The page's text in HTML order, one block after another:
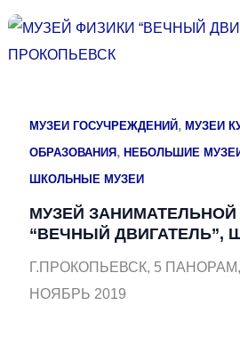
МУЗЕИ ГОСУЧРЕЖДЕНИЙ ,МУЗЕИ
ОБРАЗОВАНИЯ ,НЕБОЛЬШИЕ
ШКОЛЬНЫЕ МУЗЕИ
МУЗЕЙ
“ВЕЧНЫЙ ДВИГАТЕЛЬ”,
Г.ПРОКОПЬЕВСК, 5
НОЯБРЬ 2019